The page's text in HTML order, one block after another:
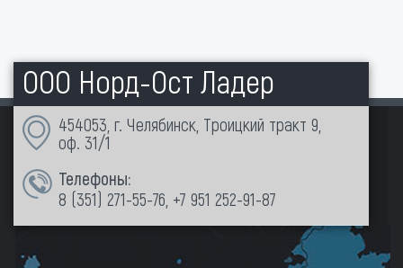
ООО Норд-Ост Ладер
454053, г. Челябинск, Троицкий тракт 9,
оф. 31/1
Телефоны:
8 (351) 271-55-76 +7 951 252-91-87